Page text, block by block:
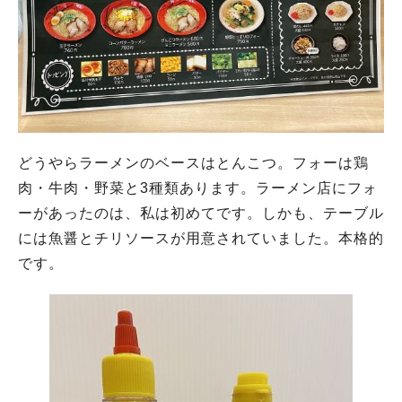
どうやらラーメンのベースはとんこつ。フォーは鶏
肉・牛肉・野菜と3種類あります。ラーメン店にフォ
ーがあったのは、私は初めてです。しかも、テーブル
には魚醤とチリソースが用意されていました。本格的
です。